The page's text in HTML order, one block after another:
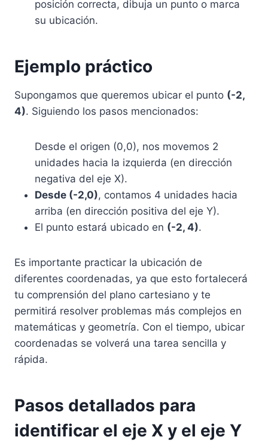
posición correcta, dibuja un punto o marca
su ubicación.
Ejemplo práctico
Supongamos que queremos ubicar el punto (-2,
4). Siguiendo los pasos mencionados:
Desde el origen (0,0), nos movemos 2
unidades hacia la izquierda (en dirección
negativa del eje X).
Desde (-2,0), contamos 4 unidades hacia
arriba (en dirección positiva del eje Y).
El punto estará ubicado en (-2, 4).
Es importante practicar la ubicación de
diferentes coordenadas, ya que esto fortalecerá
tu comprensión del plano cartesiano y te
permitirá resolver problemas más complejos en
matemáticas y geometría. Con el tiempo, ubicar
coordenadas se volverá una tarea sencilla y
rápida.
Pasos detallados para
identificar el eje X y el eje Y